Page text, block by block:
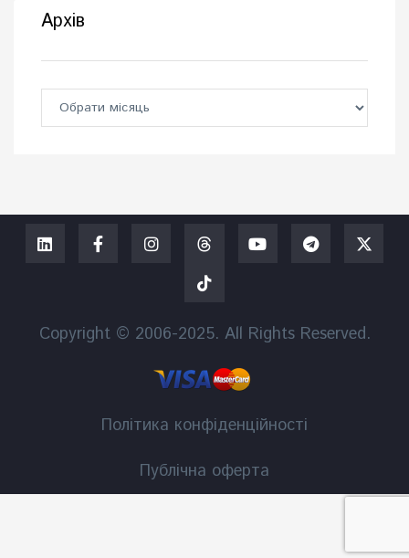
Архів
Copyright © 2006-2025. All Rights Reserved.
Політика конфіденційності
Публічна оферта